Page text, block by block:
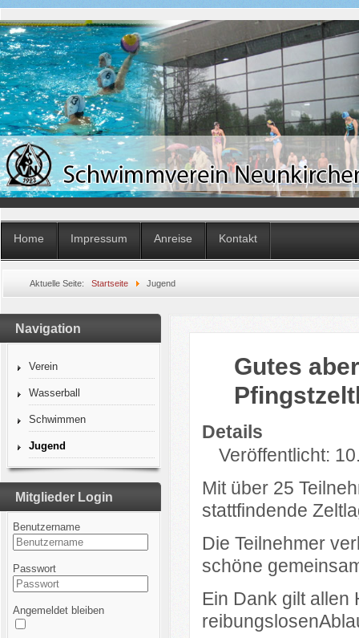
Home Impressum Anreise Kontakt
Aktuelle Seite: Startseite Jugend
Navigation
Verein
Wasserball
Schwimmen
Jugend
Mitglieder Login
Benutzername
Passwort
Angemeldet bleiben
Gutes
Details
Veröffentlicht:
Mit über 25
stattfindende
Die Teilnehmer
schöne
Ein Dank gilt allen